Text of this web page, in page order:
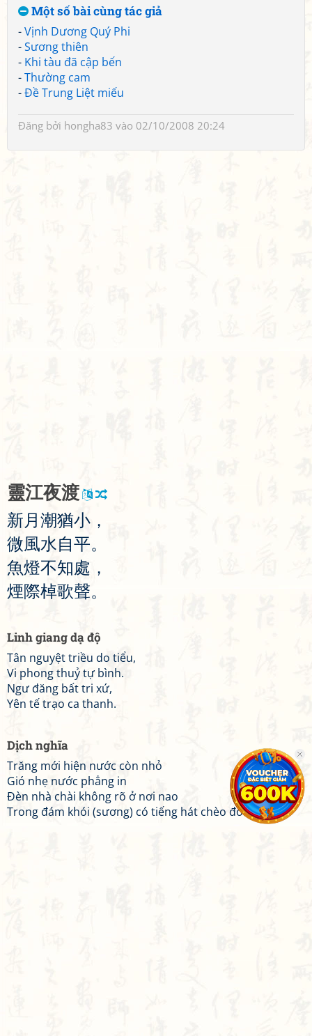
Một số bài cùng tác giả
-Vịnh Dương Quý Phi
-Sương thiên
- Khi tàu đã cập bến
-Thường cam
-Đề Trung Liệt miếu
Đăng bởi hongha83 vào 02/10/2008 20:24
靈江夜渡
新 月 潮猶小 ，
微風水自平。
魚燈不知處 ，
煙際棹歌聲。
Linh giang dạ độ
Tân nguyệt triều do tiểu,
Vi phong thuỷ tự bình.
Ngư đăng bất tri xứ,
Yên tế trạo ca thanh.
Dịch nghĩa
Trăng mới hiện nước còn nhỏ
Gió nhẹ nước phẳng in
Đèn nhà chài không rõ ở nơi nao
Trong đám khói (sương) có tiếng hát chèo đò